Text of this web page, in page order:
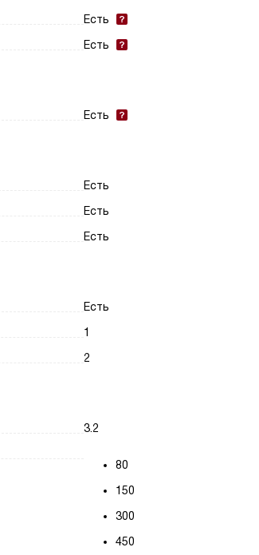
Есть
Есть
Есть
Есть
Есть
Есть
Есть
1
2
3.2
80
150
300
450